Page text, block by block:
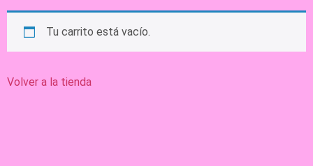
Tu carrito está vacío.
Volver a la tienda